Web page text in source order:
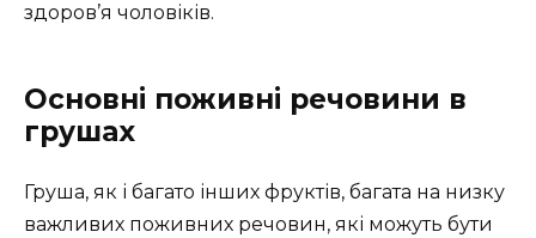
здоров’я чоловіків.
Основні поживні речовини в
грушах
Груша, як і багато інших фруктів, багата на низку
важливих поживних речовин, які можуть бути